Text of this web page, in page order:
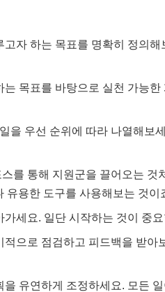
고자 하는 목표를 명확히 정의
는 목표를 바탕으로 실천 가능
을 우선 순위에 따라 나열해보
를 통해 지원군을 끌어오는 것
유용한 도구를 사용해보는 것이
가세요. 일단 시작하는 것이 중
적으로 점검하고 피드백을 받아
을 유연하게 조정하세요. 모든